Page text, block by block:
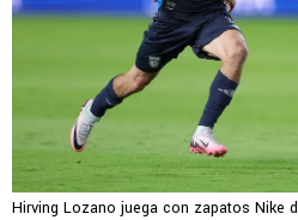
Hirving Lozano juega con zapatos Nike